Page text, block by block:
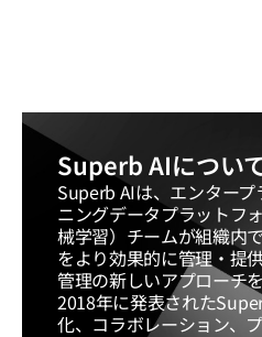
Superb AIについ
Superb AIは、エンター
ニングデータプラットフ
械学習）チームが組織内
をより効果的に管理・提
管理の新しいアプローチ
2018年に発表された
化、コラボレーション、